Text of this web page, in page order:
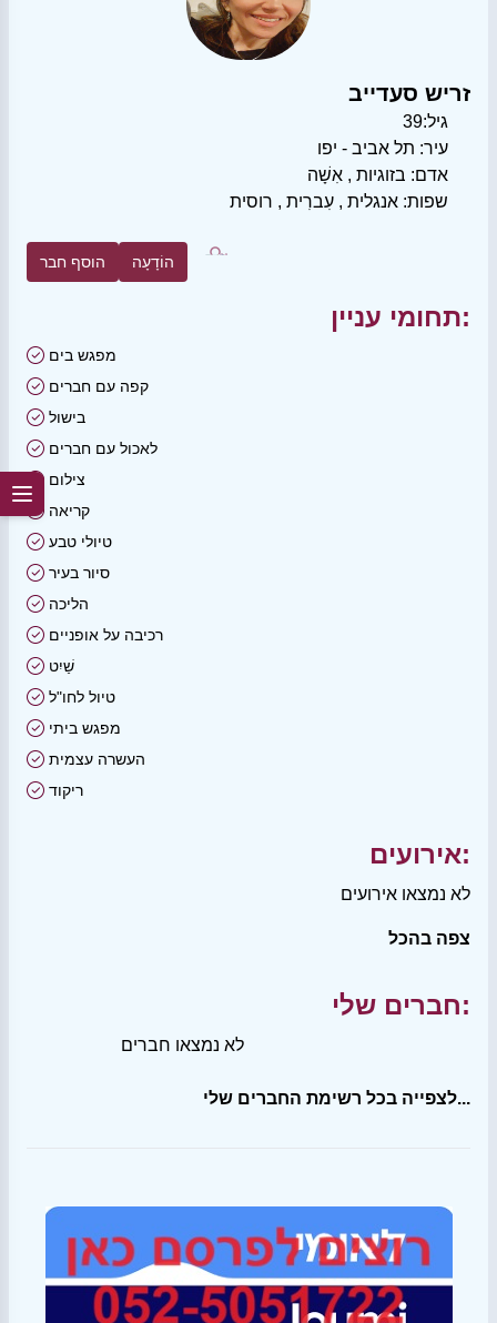
זריש סעדייב
גיל:39
עיר: תל אביב - יפו
אדם: בזוגיות , אִשָׁה
שפות: אנגלית , עִברִית , רוסית
הוסף חבר הוֹדָעָה
תחומי עניין:
מפגש בים
קפה עם חברים
בישול
לאכול עם חברים
צילום
קריאה
טיולי טבע
סיור בעיר
הליכה
רכיבה על אופניים
שַׁיִט
טיול לחו"ל
מפגש ביתי
העשרה עצמית
ריקוד
אירועים:
לא נמצאו אירועים
צפה בהכל
חברים שלי:
לא נמצאו חברים
לצפייה בכל רשימת החברים שלי...